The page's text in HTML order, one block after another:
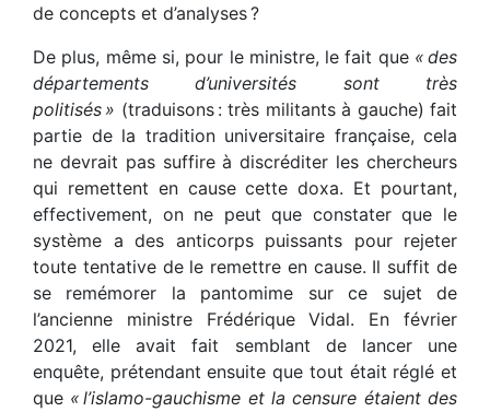
de concepts et d’analyses ?
De plus, même si, pour le ministre, le fait que « des
départements d’universités sont très
politisés » (traduisons : très militants à gauche) fait
partie de la tradition universitaire française, cela
ne devrait pas suffire à discréditer les chercheurs
qui remettent en cause cette doxa. Et pourtant,
effectivement, on ne peut que constater que le
système a des anticorps puissants pour rejeter
toute tentative de le remettre en cause. Il suffit de
se remémorer la pantomime sur ce sujet de
l’ancienne ministre Frédérique Vidal. En février
2021, elle avait fait semblant de lancer une
enquête, prétendant ensuite que tout était réglé et
que « l’islamo-gauchisme et la censure étaient des